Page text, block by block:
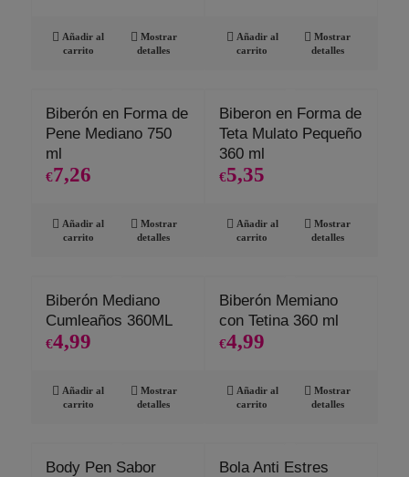
Añadir al
carrito
Mostrar
detalles
Añadir al
carrito
Mostrar
detalles
Biberón en Forma de
Pene Mediano 750
ml
€7,26
Añadir al
carrito
Mostrar
detalles
Biberon en Forma de
Teta Mulato Pequeño
360 ml
€5,35
Añadir al
carrito
Mostrar
detalles
Biberón Mediano
Cumleaños 360ML
€4,99
Añadir al
carrito
Mostrar
detalles
Biberón Memiano
con Tetina 360 ml
€4,99
Añadir al
carrito
Mostrar
detalles
Body Pen Sabor
Bola Anti Estres